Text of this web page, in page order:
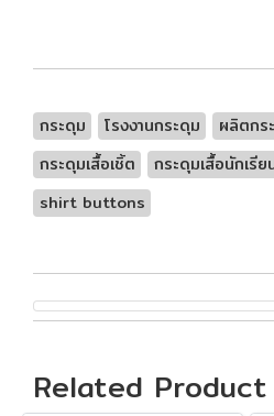
กระดุม โรงงานกระดุม ผลิตกร
กระดุมเสื้อเชิ้ต
กระดุมเสื้อนักเรีย
shirt buttons
Related Product